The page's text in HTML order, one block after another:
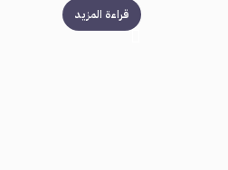
قراءة المزيد